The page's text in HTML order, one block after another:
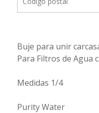
Buje para unir
Para Filtros de Agua
Medidas 1/4
Purity Water